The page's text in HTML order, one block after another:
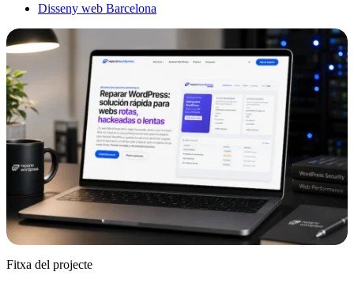
Disseny web Barcelona
Fitxa del projecte